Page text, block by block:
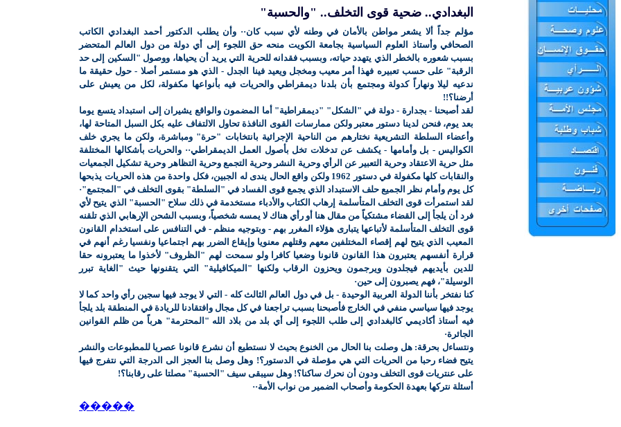
البغدادي.. ضحية قوى التخلف.. "والحسبة"
مؤلم جداً ألا يشعر مواطن بالأمان في وطنه لأي سبب كان·· وأن يطلب الدكتور أحمد البغدادي الكاتب
الصحافي وأستاذ العلوم السياسية بجامعة الكويت منحه حق اللجوء إلى أي دولة من دول العالم المتحضر
بسبب شعوره بالخطر الذي يتهدد حياته، وبسبب فقدانه للحرية التي يريد أن يحياها، ووصول "السكين إلى حد
الرقبة" على حسب تعبيره فهذا أمر معيب ومخجل ويعيد فينا الجدل - الذي هو مستمر أصلا - حول حقيقة ما
ندعيه ليلا ونهاراً كدولة ومجتمع بأن بلدنا ديمقراطي والحريات فيه بأنواعها مكفولة، لكل من يعيش على
أرضنا؟!!
لقد أصبحنا - بجدارة - دولة في "الشكل" "ديمقراطية" أما المضمون والواقع يشيران إلى استبداد يتسع يوما
بعد يوم، فنحن لدينا دستور معتبر ولكن ممارسات القوى النافذة تحاول الالتفاف عليه بكل السبل المتاحة لها،
وأعضاء السلطة التشريعية نختارهم من الناحية الإجرائية بانتخابات "حرة" ومباشرة، ولكن ما يجري خلف
الكواليس - بل وأمامها - يكشف عن تدخلات تخل بأصول العمل الديمقراطي·· والحريات بأشكالها المختلفة
مثل حرية الاعتقاد وحرية التعبير عن الرأي وحرية النشر وحرية التجمع وحرية التظاهر وحرية تشكيل الجمعيات
والنقابات كلها مكفولة في دستور 1962 ولكن واقع الحال يندى له الجبين، فكل واحدة من هذه الحريات يذبحها
كل يوم وأمام نظر الجميع حلف الاستبداد الذي يجمع قوى الفساد في "السلطة" بقوى التخلف في "المجتمع"·
لقد استمرأت قوى التخلف المتأسلمة إرهاب الكتاب والأدباء مستخدمة في ذلك سلاح "الحسبة" الذي يتيح لأي
فرد أن يلجأ إلى القضاء مشتكياً من مقال هنا أو رأي هناك لا يمسه شخصياً، وبسبب الشحن الإرهابي الذي تلقنه
قوى التخلف المتأسلمة لأتباعها يتبارى هؤلاء المغرر بهم - وبتوجيه منظم - في التنافس على استخدام القانون
المعيب الذي يتيح لهم إقصاء المختلفين معهم وقتلهم معنويا وإيقاع الضرر بهم اجتماعيا ونفسيا رغم أنهم في
قرارة أنفسهم يعتبرون هذا القانون قانونا وضعيا كافرا ولو سمحت لهم "الظروف" لأخذوا ما يعتبرونه حقا
للدين بأيديهم فيجلدون ويرجمون ويحزون الرقاب ولكنها "الميكافيلية" التي يتقنونها حيث "الغاية تبرر
الوسيلة"، فهم يصبرون إلى حين·
كنا نفتخر بأننا الدولة العربية الوحيدة - بل في دول العالم الثالث كله - التي لا يوجد فيها سجين رأي واحد كما لا
يوجد فيها سياسي منفي في الخارج فأصبحنا بسبب تراجعنا في كل مجال وافتقادنا للريادة في المنطقة بلد يلجأ
فيه أستاذ أكاديمي كالبغدادي إلى طلب اللجوء إلى أي بلد من بلاد الله "المحترمة" هرباً من ظلم القوانين
الجائرة·
ونتساءل بحرقة: هل وصلت بنا الحال من الخنوع بحيث لا نستطيع أن نشرع قانونا عصريا للمطبوعات والنشر
يتيح فضاء رحبا من الحريات التي هي مؤصلة في الدستور؟! وهل وصل بنا العجز الى الدرجة التي نتفرج فيها
على عنتريات قوى التخلف ودون أن نحرك ساكنا؟! وهل سيبقى سيف "الحسبة" مصلتا على رقابنا؟!
أسئلة نتركها بعهدة الحكومة وأصحاب الضمير من نواب الأمة··
�����